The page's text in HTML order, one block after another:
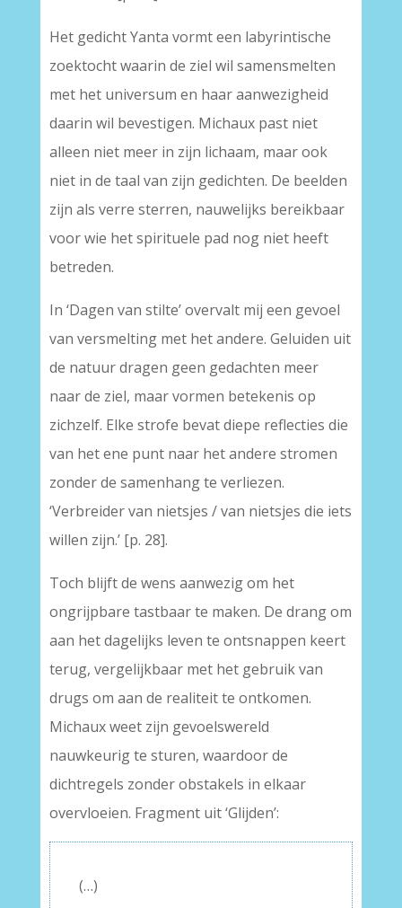
Het gedicht Yanta vormt een labyrintische
zoektocht waarin de ziel wil samensmelten
met het universum en haar aanwezigheid
daarin wil bevestigen. Michaux past niet
alleen niet meer in zijn lichaam, maar ook
niet in de taal van zijn gedichten. De beelden
zijn als verre sterren, nauwelijks bereikbaar
voor wie het spirituele pad nog niet heeft
betreden.
In ‘Dagen van stilte’ overvalt mij een gevoel
van versmelting met het andere. Geluiden uit
de natuur dragen geen gedachten meer
naar de ziel, maar vormen betekenis op
zichzelf. Elke strofe bevat diepe reflecties die
van het ene punt naar het andere stromen
zonder de samenhang te verliezen.
‘Verbreider van nietsjes / van nietsjes die iets
willen zijn.’ [p. 28].
Toch blijft de wens aanwezig om het
ongrijpbare tastbaar te maken. De drang om
aan het dagelijks leven te ontsnappen keert
terug, vergelijkbaar met het gebruik van
drugs om aan de realiteit te ontkomen.
Michaux weet zijn gevoelswereld
nauwkeurig te sturen, waardoor de
dichtregels zonder obstakels in elkaar
overvloeien. Fragment uit ‘Glijden’:
(…)